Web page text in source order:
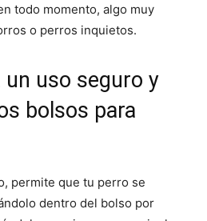
todo momento, algo muy
o perros inquietos.
un uso seguro y
bolsos para
permite que tu perro se
dentro del bolso por